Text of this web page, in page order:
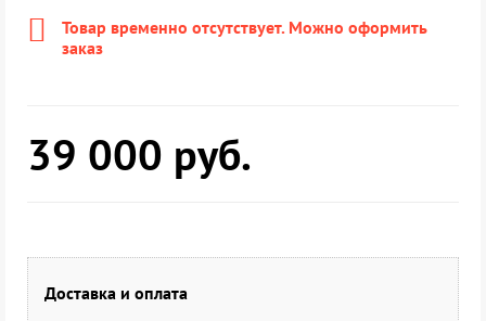
Товар временно отсутствует. Можно оформить
заказ
39 000 руб.
Доставка и оплата